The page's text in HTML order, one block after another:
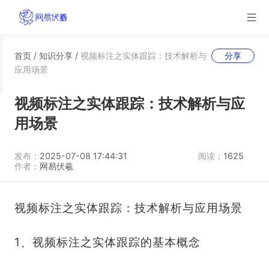
首页 / 知识分享 / 视频标注之实体跟踪：技术解析与
应用场景
分享
视频标注之实体跟踪：技术解析与应
用场景
发布： 2025-07-08 17:44:31 阅读： 1625
作者： 网易伏羲
视频标注之实体跟踪：技术解析与应用场景
1、视频标注之实体跟踪的基本概念